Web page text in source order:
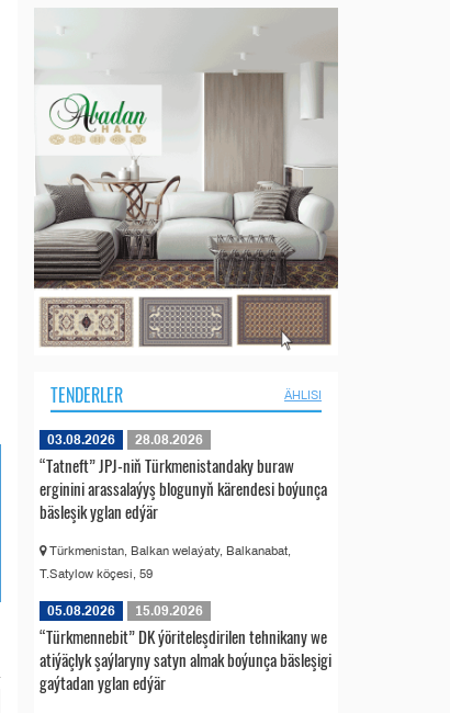
TENDERLER ÄHLISI
03.08.2026 28.08.2026
“Tatneft” JPJ-niň Türkmenistandaky buraw
erginini arassalaýyş blogunyň kärendesi boýunça
bäsleşik yglan edýär
Türkmenistan, Balkan welaýaty, Balkanabat,
T.Satylow köçesi, 59
05.08.2026 15.09.2026
“Türkmennebit” DK ýöriteleşdirilen tehnikany we
atiýäçlyk şaýlaryny satyn almak boýunça bäsleşigi
gaýtadan yglan edýär